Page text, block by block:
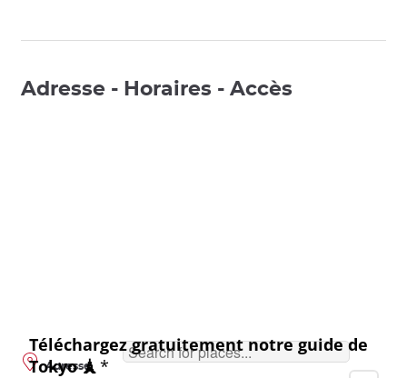
Adresse - Horaires - Accès
Adresse